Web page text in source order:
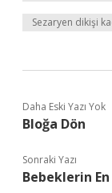
Sezaryen dikişi
Daha Eski Yazı Yok
Bloğa Dön
Sonraki Yazı
Bebeklerin